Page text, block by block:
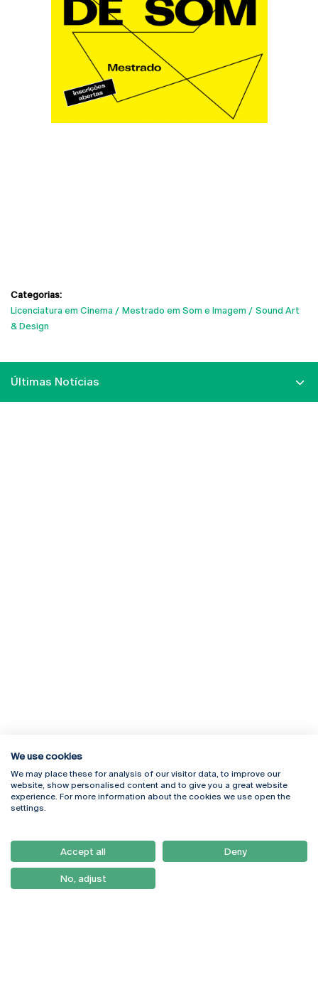
Categorias:
Licenciatura em Cinema
Mestrado em Som e Imagem
Sound Art
& Design
Últimas Notícias
Rua Diogo Botelho 1327
4169-005 Porto
+351 226 196 240
Campus Online
Webmail
Como Chegar
Newsletter
We use cookies
We may place these for analysis of our visitor data, to improve our
website, show personalised content and to give you a great website
experience. For more information about the cookies we use open the
settings.
Accept all Deny
No, adjust